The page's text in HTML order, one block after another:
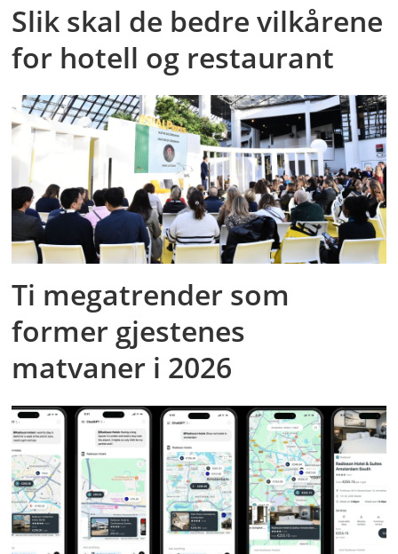
Slik skal de bedre vilkårene
for hotell og restaurant
Ti megatrender som
former gjestenes
matvaner i 2026